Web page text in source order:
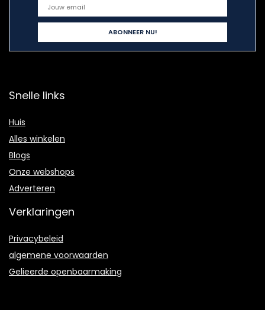
Snelle links
Huis
Alles winkelen
Blogs
Onze webshops
Adverteren
Verklaringen
Privacybeleid
algemene voorwaarden
Gelieerde openbaarmaking